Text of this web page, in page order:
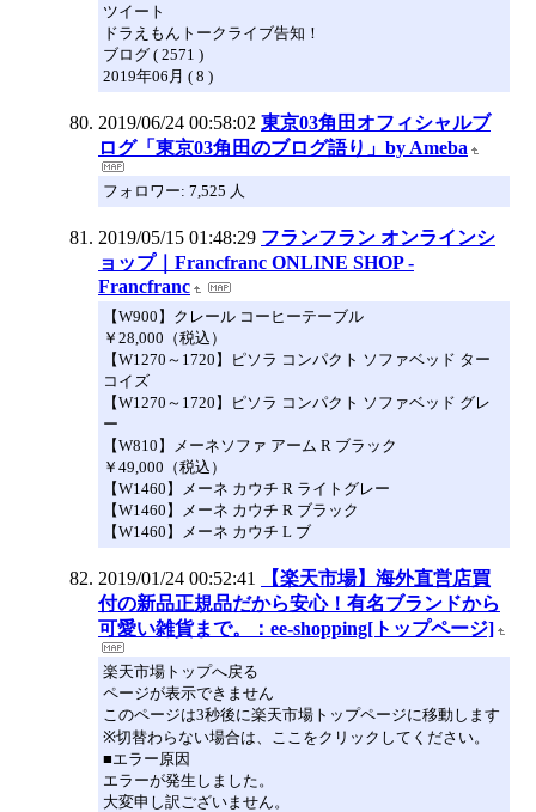
ツイート
ドラえもんトークライブ告知！
ブログ ( 2571 )
2019年06月 ( 8 )
2019/06/24 00:58:02 東京03角田オフィシャルブ
ログ「東京03角田のブログ語り」by Ameba
フォロワー: 7,525 人
2019/05/15 01:48:29 フランフラン オンラインシ
ョップ｜Francfranc ONLINE SHOP -
Francfranc
【W900】クレール コーヒーテーブル
￥28,000（税込）
【W1270～1720】ピソラ コンパクト ソファベッド ター
コイズ
【W1270～1720】ピソラ コンパクト ソファベッド グレ
ー
【W810】メーネソファ アーム R ブラック
￥49,000（税込）
【W1460】メーネ カウチ R ライトグレー
【W1460】メーネ カウチ R ブラック
【W1460】メーネ カウチ L ブ
2019/01/24 00:52:41
【楽天市場】海外直営店買
付の新品正規品だから安心！有名ブランドから
可愛い雑貨まで。：ee-shopping[トップページ]
楽天市場トップへ戻る
ページが表示できません
このページは3秒後に楽天市場トップページに移動します
※切替わらない場合は、ここをクリックしてください。
■エラー原因
エラーが発生しました。
大変申し訳ございません。